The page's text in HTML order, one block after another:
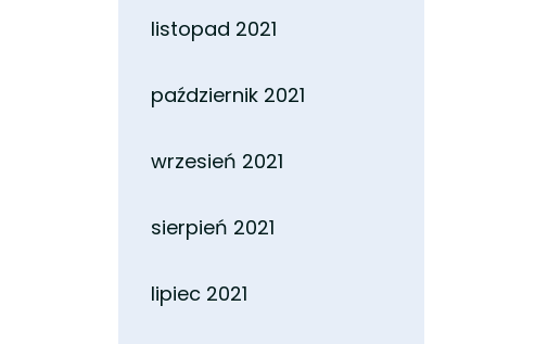
listopad 2021
październik 2021
wrzesień 2021
sierpień 2021
lipiec 2021